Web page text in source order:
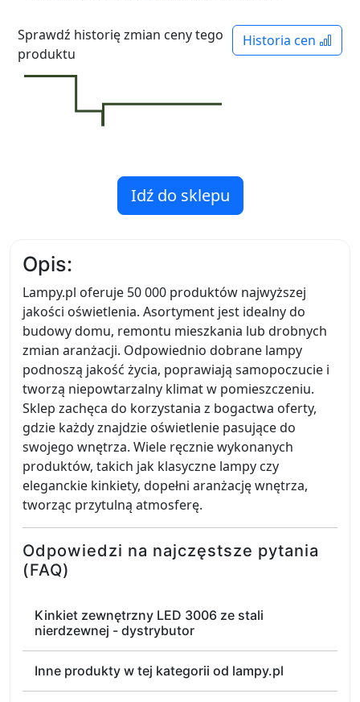
Historia cen
Sprawdź historię zmian ceny tego
produktu
Idź do sklepu
Opis:
Lampy.pl oferuje 50 000 produktów najwyższej
jakości oświetlenia. Asortyment jest idealny do
budowy domu, remontu mieszkania lub drobnych
zmian aranżacji. Odpowiednio dobrane lampy
podnoszą jakość życia, poprawiają samopoczucie i
tworzą niepowtarzalny klimat w pomieszczeniu.
Sklep zachęca do korzystania z bogactwa oferty,
gdzie każdy znajdzie oświetlenie pasujące do
swojego wnętrza. Wiele ręcznie wykonanych
produktów, takich jak klasyczne lampy czy
eleganckie kinkiety, dopełni aranżację wnętrza,
tworząc przytulną atmosferę.
Odpowiedzi na najczęstsze pytania
(FAQ)
Kinkiet zewnętrzny LED 3006 ze stali
nierdzewnej - dystrybutor
Inne produkty w tej kategorii od lampy.pl